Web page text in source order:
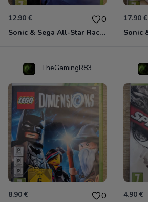
12.90 € 0
Sonic & Sega All-Star Racing avec Banjo-Kazooie Xbox 360
17.90 €
TheGamingR83
8.90 € 0 4.90 €